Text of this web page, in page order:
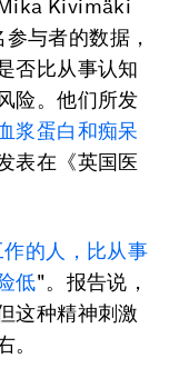
Kivimäki
与者的数据，
否比从事认知
险。他们所发
浆蛋白和痴呆
表在《英国医
的人，比从事
低"。报告说，
这种精神刺激
。